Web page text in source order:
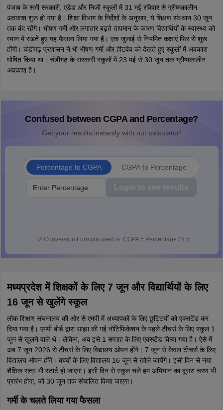
पंजाब के सभी सरकारी, एडेड और निजी स्कूलों में 31 मई रविवार से ग्रीष्मकालीन
अवकाश शुरू हो गया है। शिक्षा विभाग के निर्देशों के अनुसार, ये शिक्षण संस्थान 30 जून
तक बंद रहेंगे। भीषण गर्मी और लगातार बढ़ते तापमान के कारण विद्यार्थियों के स्वास्थ्य को
ध्यान में रखते हुए यह फैसला लिया गया है। एक जुलाई से नियमित कक्षाएं फिर से शुरू
होंगी। चंडीगढ़ प्रशासन ने भी भीषण गर्मी और हीटवेव को देखते हुए स्कूलों में अवकाश
घोषित किया था। चंडीगढ़ के सरकारी स्कूलों में 23 मई से 30 जून तक ग्रीष्मकालीन
अवकाश है।
Confused between CGPA and Percentage?
Get your results instantly with our calculator!
Percentage to CGPA CGPA to Percentage
Login to see results
💡 Conversion Formula used is: CGPA = Percentage / 9.5
मध्यप्रदेश में शिक्षकों के लिए 7 जून और विद्यार्थियों के लिए
16 जून से खुलेंगे स्कूल
लोक शिक्षण संचनालय की ओर से एमपी में अध्यापकों के लिए छुट्टियों को एक्सटेंड कर
दिया गया है। एमपी बोर्ड द्वारा साझा की गई नोटिफिकेशन के पहले टीचर्स के लिए स्कूल 1
जून से खुलने वाले थे। लेकिन, अब इसे 1 सप्ताह के लिए एक्सटेंड किया गया है। ऐसे में
अब 7 जून 2026 से टीचर्स के लिए विद्यालय ओपन होंगे। 7 जून से केवल टीचर्स के लिए
विद्यालय ओपन होंगे। बच्चों के लिए विद्यालय 16 जून से खोले जायेंगे। इसी दिन से नया
शैक्षिक सत्र भी स्टार्ट हो जाएगा। इसी दिन से स्कूल चले हम अभियान का दूसरा चरण भी
प्रारंभ होगा, जो 30 जून तक संचालित किया जाएगा।
गर्मी के चलते लिया गया फैसला